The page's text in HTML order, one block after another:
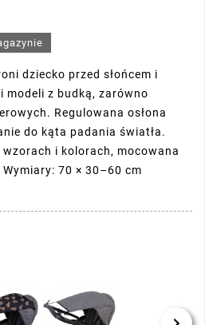
dziecko przed słońcem i
modeli z budką, zarówno
Regulowana osłona
do kąta padania światła.
i kolorach, mocowana
70 × 30–60 cm